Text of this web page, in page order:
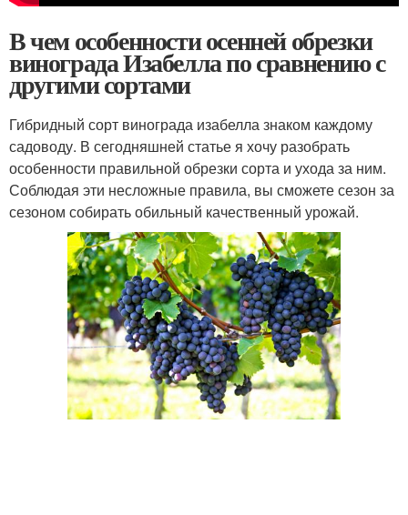
В чем особенности осенней обрезки
винограда Изабелла по сравнению с
другими сортами
Гибридный сорт винограда изабелла знаком каждому
садоводу. В сегодняшней статье я хочу разобрать
особенности правильной обрезки сорта и ухода за ним.
Соблюдая эти несложные правила, вы сможете сезон за
сезоном собирать обильный качественный урожай.